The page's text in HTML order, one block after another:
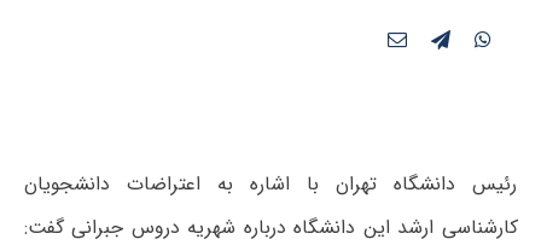
رئیس دانشگاه تهران با اشاره به اعتراضات دانشجویان
کارشناسی ارشد این دانشگاه درباره شهریه دروس جبرانی گفت: